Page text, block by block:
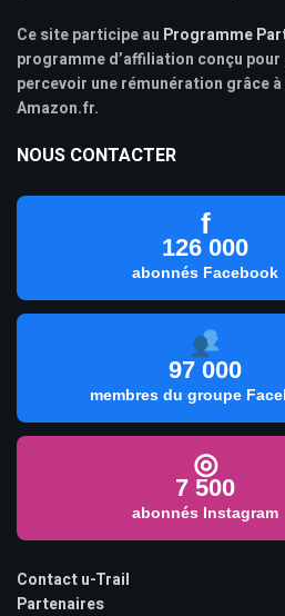
Ce site participe au Programme
programme d’affiliation conçu
percevoir une rémunération grâce
Amazon.fr.
NOUS CONTACTER
f
126 000
abonnés Facebook
97 000
membres du groupe
◎
7 500
abonnés Instagram
Contact u-Trail
Partenaires